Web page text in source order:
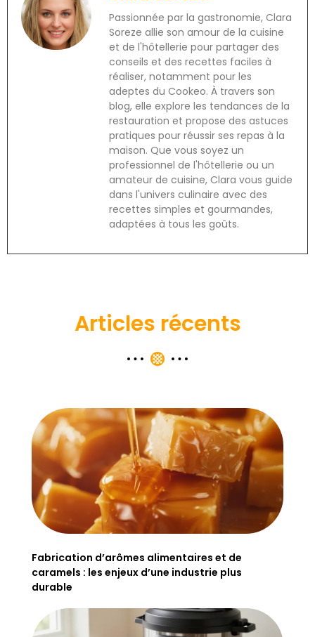
Passionnée par la gastronomie, Clara
Soreze allie son amour de la cuisine
et de l'hôtellerie pour partager des
conseils et des recettes faciles à
réaliser, notamment pour les
adeptes du Cookeo. À travers son
blog, elle explore les tendances de la
restauration et propose des astuces
pratiques pour réussir ses repas à la
maison. Que vous soyez un
professionnel de l'hôtellerie ou un
amateur de cuisine, Clara vous guide
dans l'univers culinaire avec des
recettes simples et gourmandes,
adaptées à tous les goûts.
Articles récents
Fabrication d’arômes alimentaires et de
caramels : les enjeux d’une industrie plus
durable